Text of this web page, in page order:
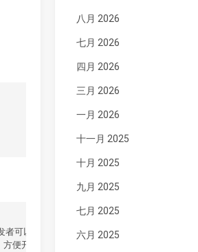
八月 2026
七月 2026
四月 2026
三月 2026
一月 2026
十一月 2025
十月 2025
九月 2025
七月 2025
六月 2025